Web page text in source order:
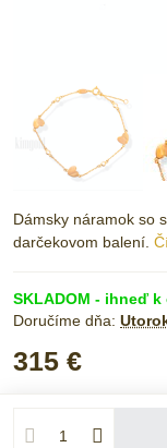
Dámsky náramok so
darčekovom balení.
SKLADOM - ihneď k
Doručíme dňa:
315 €